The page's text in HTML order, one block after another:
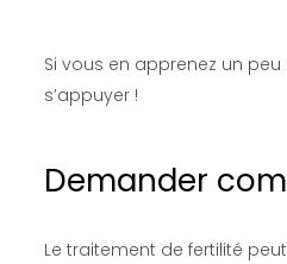
Si vous en apprenez un
s’appuyer !
Demander
Le traitement de fertilité